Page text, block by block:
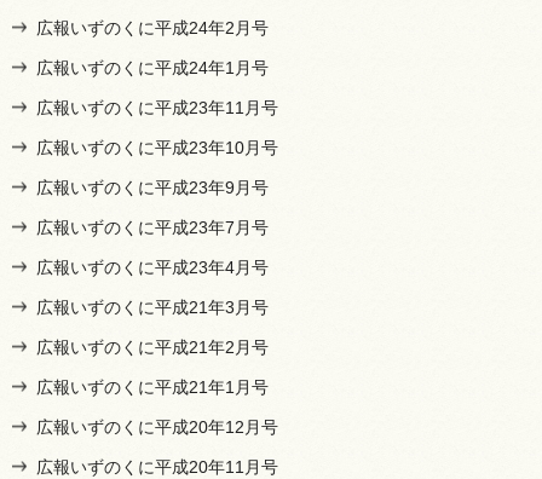
広報いずのくに平成24年2月号
広報いずのくに平成24年1月号
広報いずのくに平成23年11月号
広報いずのくに平成23年10月号
広報いずのくに平成23年9月号
広報いずのくに平成23年7月号
広報いずのくに平成23年4月号
広報いずのくに平成21年3月号
広報いずのくに平成21年2月号
広報いずのくに平成21年1月号
広報いずのくに平成20年12月号
広報いずのくに平成20年11月号